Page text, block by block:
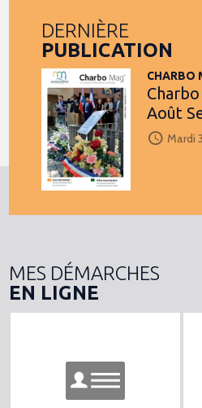
DERNIÈRE
PUBLICATION
CHARBO
Août
Mardi
MES DÉMARCHES
EN LIGNE